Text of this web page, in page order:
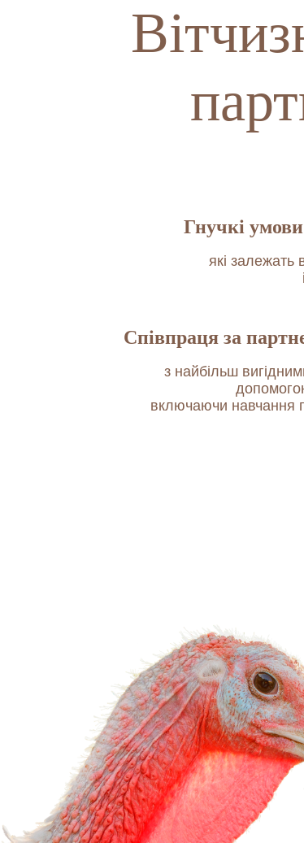
Гнучкі
які залежать
Співпраця за
з найбільш
включаючи навчання